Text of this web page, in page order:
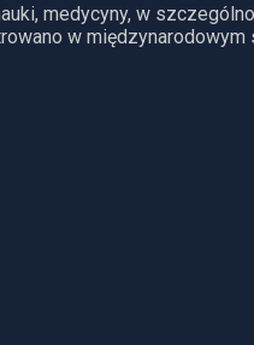
medycyny, w
w